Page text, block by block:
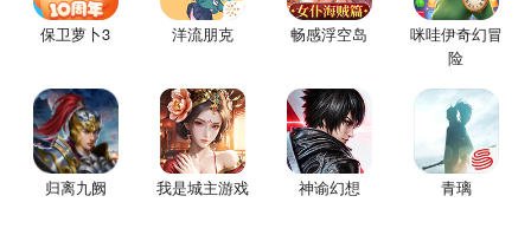
保卫萝卜3 洋流朋克 畅感浮空岛
咪哇伊奇幻冒
险
归离九阙 我是城主游戏 神谕幻想 青璃